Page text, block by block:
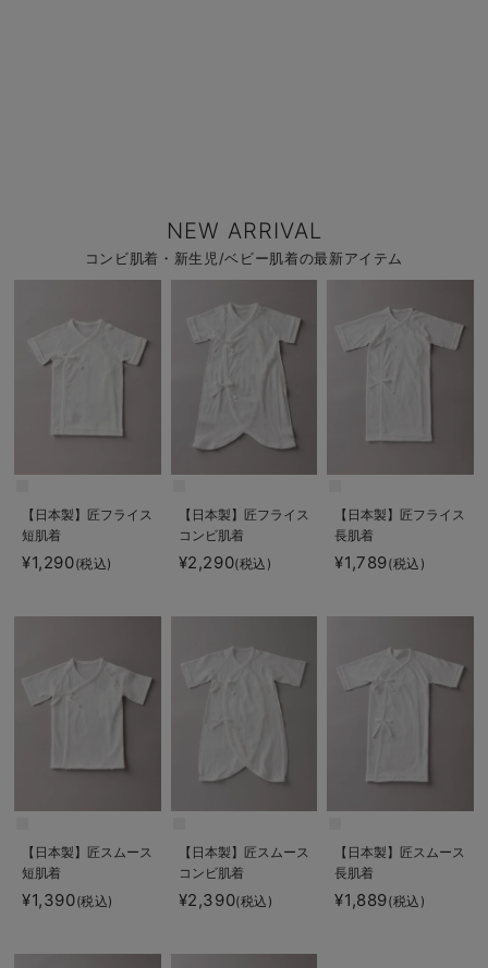
NEW ARRIVAL
コンビ肌着・新生児/ベビー肌着の最新アイテム
【日本製】匠フライス
短肌着
¥1,290(税込)
【日本製】匠フライス
コンビ肌着
¥2,290(税込)
【日本製】匠フライス
長肌着
¥1,789(税込)
【日本製】匠スムース
短肌着
¥1,390(税込)
【日本製】匠スムース
コンビ肌着
¥2,390(税込)
【日本製】匠スムース
長肌着
¥1,889(税込)